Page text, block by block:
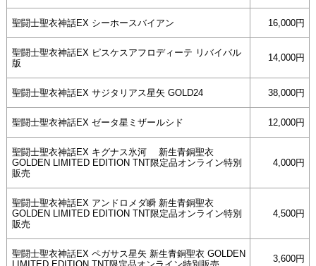
聖闘士聖衣神話EX シーホースバイアン 16,000円
聖闘士聖衣神話EX ピスケスアフロディーテ リバイバル
版
14,000円
聖闘士聖衣神話EX サジタリアス星矢 GOLD24 38,000円
聖闘士聖衣神話EX ゼータ星ミザールシド 12,000円
聖闘士聖衣神話EX キグナス氷河 新生青銅聖衣
GOLDEN LIMITED EDITION TNT限定品オンライン特別
販売
4,000円
聖闘士聖衣神話EX アンドロメダ瞬 新生青銅聖衣
GOLDEN LIMITED EDITION TNT限定品オンライン特別
販売
4,500円
聖闘士聖衣神話EX ペガサス星矢 新生青銅聖衣 GOLDEN
3,600円